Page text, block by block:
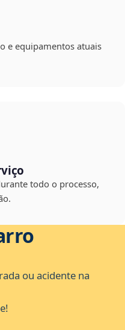
e equipamentos atuais
todo o processo,
ou acidente na